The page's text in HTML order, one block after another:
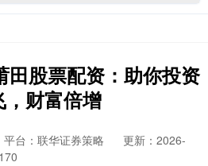
田股票配资：助你投资
，财富倍增
平台：联华证券策略
更新：2026-